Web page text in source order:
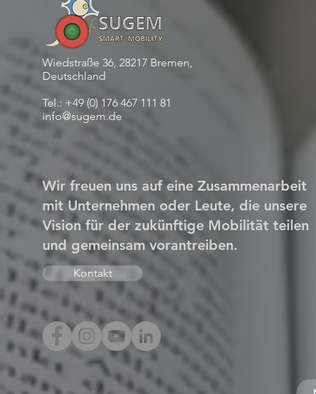
Wiedstraße 36, 28217 Bremen,
Deutschland
Tel.: +49 (0) 176 467 111 81
info@sugem.de
Wir freuen uns auf eine Zusammenarbeit
mit Unternehmen oder Leute, die unsere
Vision für der zukünftige Mobilität teilen
und gemeinsam vorantreiben.
Kontakt